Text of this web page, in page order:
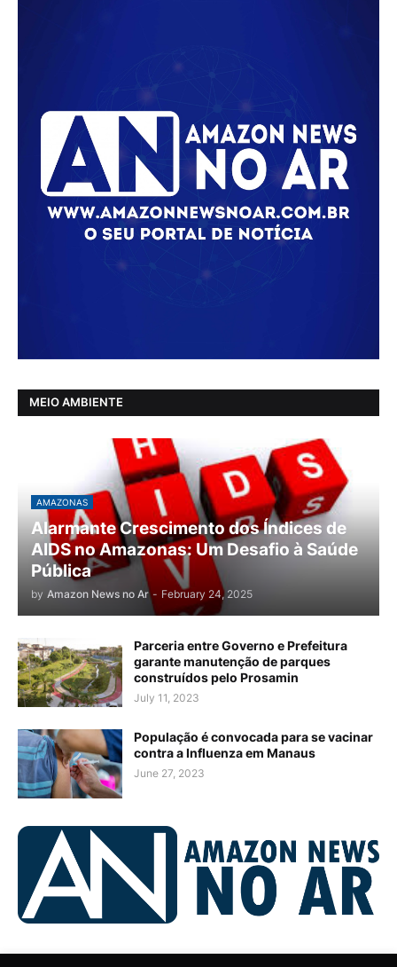
MEIO AMBIENTE
AMAZONAS
Alarmante Crescimento dos Índices de
AIDS no Amazonas: Um Desafio à Saúde
Pública
by Amazon News no Ar - February 24, 2025
Parceria entre Governo e Prefeitura
garante manutenção de parques
construídos pelo Prosamin
July 11, 2023
População é convocada para se vacinar
contra a Influenza em Manaus
June 27, 2023